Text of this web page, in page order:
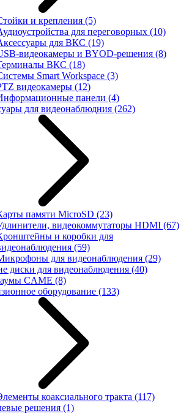
и крепления (5)
для переговорных (10)
для ВКС (19)
видеокамеры и BYOD-решения (8)
ВКС (18)
Smart Workspace (3)
видеокамеры (12)
панели (4)
для видеонаблюдния (262)
памяти MicroSD (23)
видеокоммутаторы HDMI (67)
и коробки для
(59)
для видеонаблюдения (29)
диски для видеонаблюдения (40)
CAME (8)
оборудование (133)
коаксиального тракта (117)
решения (1)